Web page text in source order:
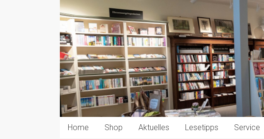
Home Shop Aktuelles Lesetipps Service